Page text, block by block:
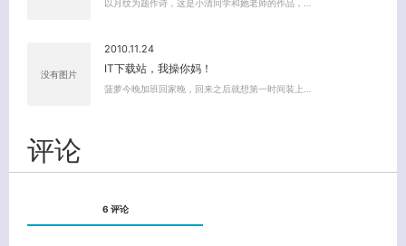
以月纹为题作诗，这是小清同学和她老师的作品，…
没有图片
2010.11.24
IT下载站，我操你妈！
菠萝今晚加班回家晚，回来之后就想第一时间装上…
评论
6 评论
关闭弹窗